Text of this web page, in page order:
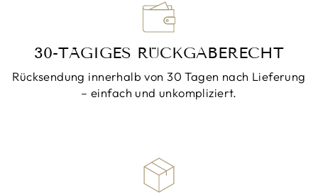
30-TÄGIGES RÜCKGABERECHT
Rücksendung innerhalb von 30 Tagen nach Lieferung
– einfach und unkompliziert.